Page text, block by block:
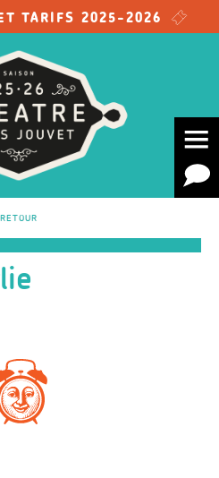
TARIFS 2025-2026
RETOUR